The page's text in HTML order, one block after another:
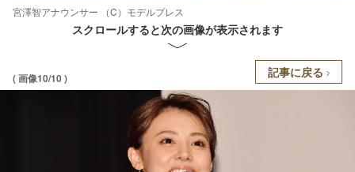
宮澤智アナウンサー （C）モデルプレス
スクロールすると次の画像が表示されます
( 画像10/10 ) 記事に戻る